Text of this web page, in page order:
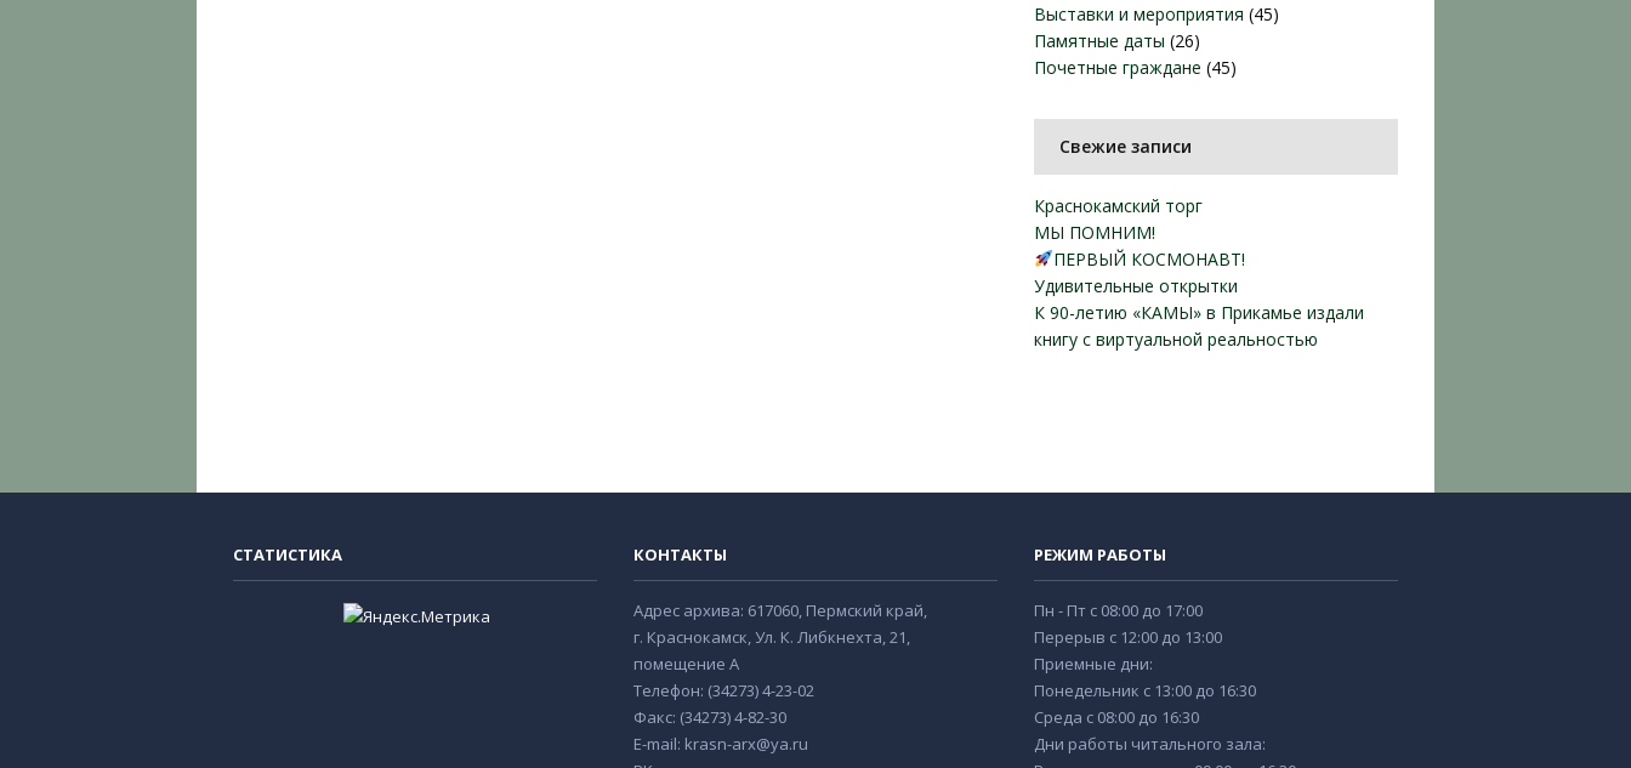
Выставки и мероприятия (45)
Памятные даты (26)
Почетные граждане (45)
Свежие записи
Краснокамский торг
МЫ ПОМНИМ!
ПЕРВЫЙ КОСМОНАВТ!
Удивительные открытки
К 90-летию «КАМЫ» в Прикамье издали
книгу с виртуальной реальностью
СТАТИСТИКА КОНТАКТЫ
Адрес архива: 617060, Пермский край,
г. Краснокамск, Ул. К. Либкнехта, 21,
помещение А
Телефон: (34273) 4-23-02
Факс: (34273) 4-82-30
E-mail: krasn-arx@ya.ru
РЕЖИМ РАБОТЫ
Пн - Пт с 08:00 до 17:00
Перерыв с 12:00 до 13:00
Приемные дни:
Понедельник с 13:00 до 16:30
Среда с 08:00 до 16:30
Дни работы читального зала: